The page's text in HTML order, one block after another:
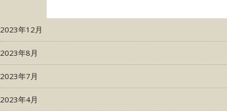
2023年12月
2023年8月
2023年7月
2023年4月